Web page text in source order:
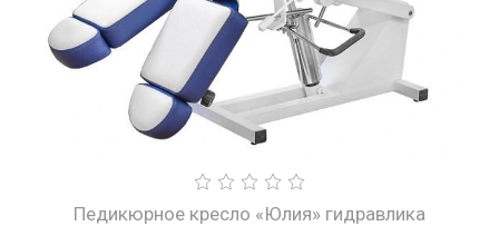
Педикюрное кресло «Юлия» гидравлика